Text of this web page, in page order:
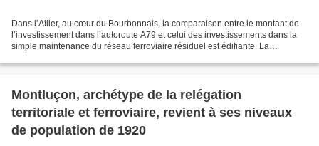
Dans l’Allier, au cœur du Bourbonnais, la comparaison entre le montant de
l’investissement dans l’autoroute A79 et celui des investissements dans la
simple maintenance du réseau ferroviaire résiduel est édifiante. La
Montluçon, archétype de la relégation
territoriale et ferroviaire, revient à ses niveaux
de population de 1920